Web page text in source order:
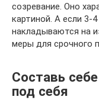
созревание. Оно
картиной. А если 3-
накладываются на
меры для срочного
Составь
под себя